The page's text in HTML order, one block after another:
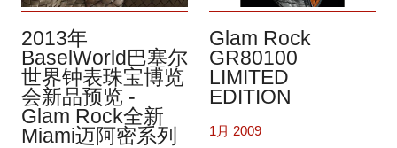
2013年
BaselWorld巴塞尔
世界钟表珠宝博览
会新品预览 -
Glam Rock全新
Miami迈阿密系列
Glam Rock
GR80100
LIMITED
EDITION
1月 2009